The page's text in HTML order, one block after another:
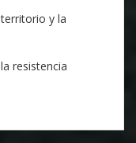
y la
resistencia